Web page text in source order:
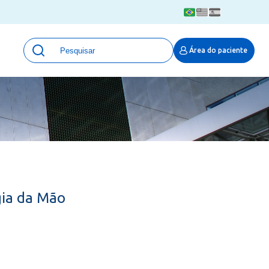
Área do paciente
Unidades
Qualidade e Segurança em saúde
Eventos
Portal Pesquisa
Programa de Qualidade em Pesquisa
(ProQuali)
da Mão